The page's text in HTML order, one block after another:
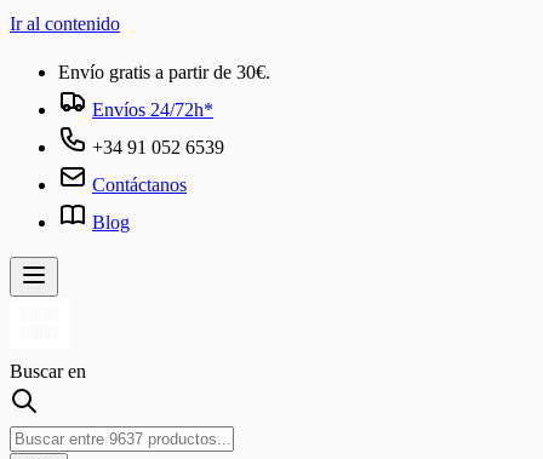
Ir al contenido
Envío gratis a partir de 30€.
Envíos 24/72h*
+34 91 052 6539
Contáctanos
Blog
Buscar en